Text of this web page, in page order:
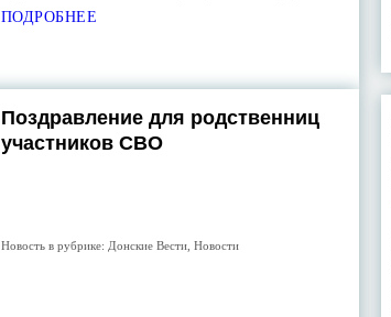
ПОДРОБНЕЕ
Поздравление для родственниц
участников СВО
Новость в рубрике: Донские Вести, Новости